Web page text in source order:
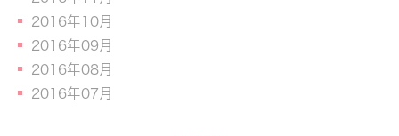
2016年10月
2016年09月
2016年08月
2016年07月